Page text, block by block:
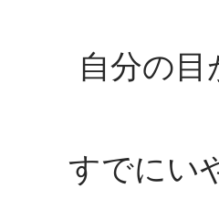
自分の
すでにい